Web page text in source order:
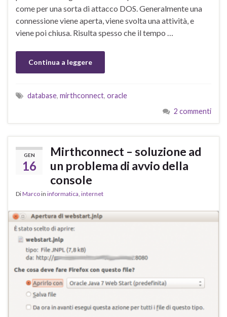
come per una sorta di attacco DOS. Generalmente una
connessione viene aperta, viene svolta una attività, e
viene poi chiusa. Risulta spesso che il tempo …
Continua a leggere
database, mirthconnect, oracle
2 commenti
GEN
16
Mirthconnect – soluzione ad
un problema di avvio della
console
DiMarcoin informatica, internet